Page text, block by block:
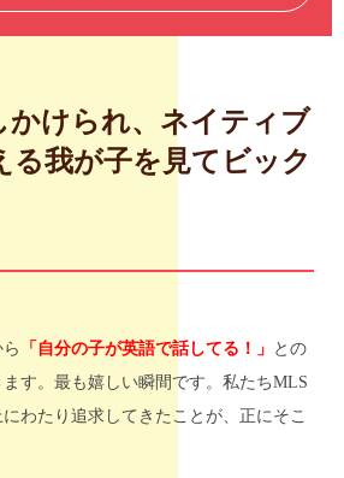
かけられ、ネイティブ
る我が子を見てビック
「自分の子が英語で話してる！」 との
す。最も嬉しい瞬間です。私たちMLS
わたり追求してきたことが、正にそこ